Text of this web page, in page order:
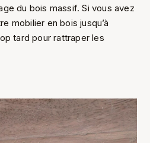
du bois massif. Si vous avez
mobilier en bois jusqu’à
tard pour rattraper les